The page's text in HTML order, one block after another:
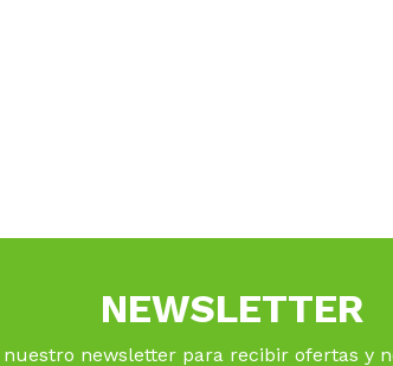
NEWSLETTER
newsletter para recibir ofertas y